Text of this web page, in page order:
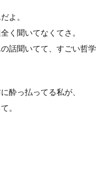
よ。
く聞いてなくてさ。
話聞いてて、すごい哲学
酔っ払ってる私が、
。